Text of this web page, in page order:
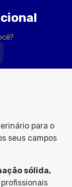
para o
seus campos
sólida,